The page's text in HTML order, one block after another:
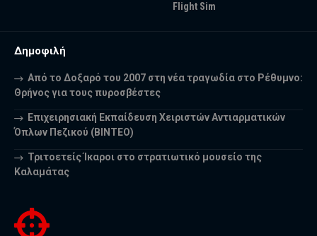
Flight Sim
Δημοφιλή
Από το Δοξαρό του 2007 στη νέα τραγωδία στο Ρέθυμνο:
Θρήνος για τους πυροσβέστες
Επιχειρησιακή Εκπαίδευση Χειριστών Αντιαρματικών
Όπλων Πεζικού (ΒΙΝΤΕΟ)
Τριτοετείς Ίκαροι στο στρατιωτικό μουσείο της
Καλαμάτας